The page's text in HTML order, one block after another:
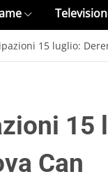
15 luglio:
15
Can